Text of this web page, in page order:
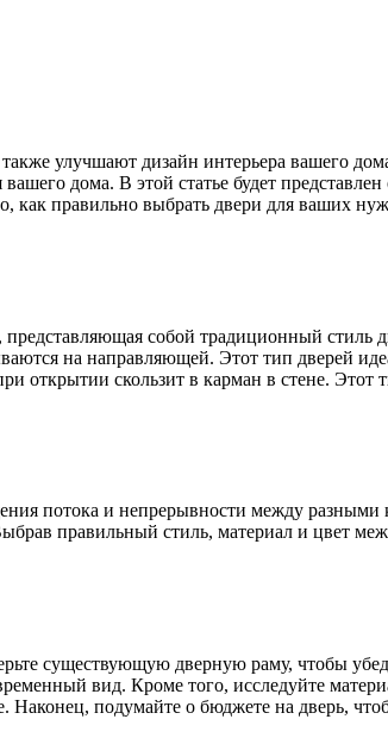
улучшают дизайн интерьера вашего
дома. В этой статье будет представлен
как правильно выбрать двери для ваших
собой традиционный стиль
на направляющей. Этот тип дверей
открытии скользит в карман в стене. Этот
потока и непрерывности между разными
правильный стиль, материал и цвет
существующую дверную раму, чтобы
вид. Кроме того, исследуйте
подумайте о бюджете на дверь,